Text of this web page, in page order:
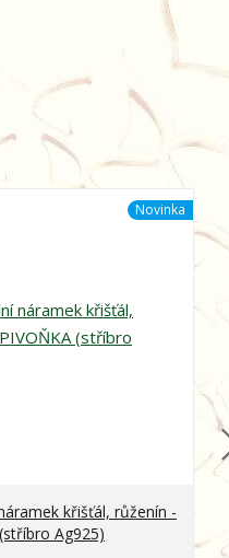
Novinka
křišťál, růženín -
Ag925)